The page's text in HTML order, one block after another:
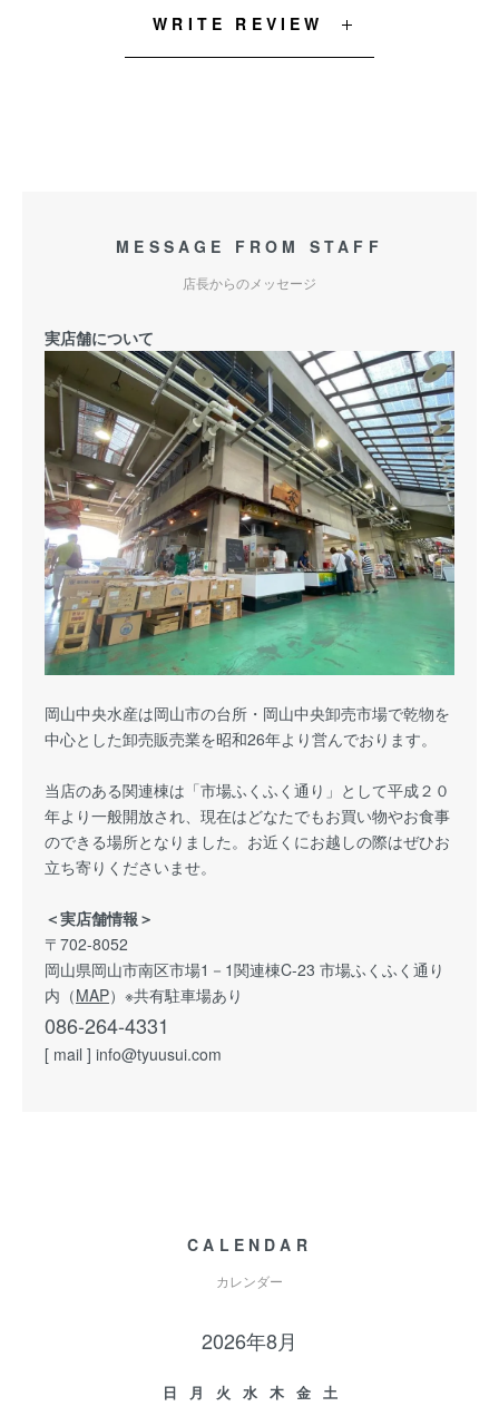
WRITE REVIEW
MESSAGE FROM STAFF
店長からのメッセージ
実店舗について
岡山中央水産は岡山市の台所・岡山中央卸売市場で乾物を
中心とした卸売販売業を昭和26年より営んでおります。
当店のある関連棟は「市場ふくふく通り」として平成２０
年より一般開放され、現在はどなたでもお買い物やお食事
のできる場所となりました。お近くにお越しの際はぜひお
立ち寄りくださいませ。
＜実店舗情報＞
〒702-8052
岡山県岡山市南区市場1－1関連棟C-23 市場ふくふく通り
内（MAP）※共有駐車場あり
086-264-4331
[ mail ] info@tyuusui.com
CALENDAR
カレンダー
2026年8月
日 月 火 水 木 金
土